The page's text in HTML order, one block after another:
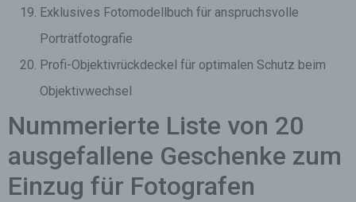
Exklusives Fotomodellbuch für anspruchsvolle
Porträtfotografie
Profi-Objektivrückdeckel für optimalen Schutz beim
Objektivwechsel
Nummerierte Liste von 20
ausgefallene Geschenke zum
Einzug für Fotografen